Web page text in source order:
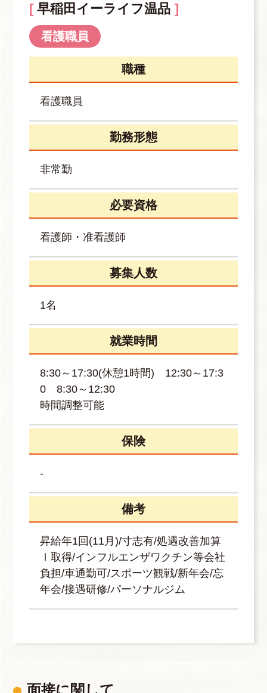
早稲田イーライフ温品
看護職員
職種
看護職員
勤務形態
非常勤
必要資格
看護師・准看護師
募集人数
1名
就業時間
8:30～17:30(休憩1時間) 12:30～17:3
0 8:30～12:30
時間調整可能
保険
-
備考
昇給年1回(11月)/寸志有/処遇改善加算
Ⅰ取得/インフルエンザワクチン等会社
負担/車通勤可/スポーツ観戦/新年会/忘
年会/接遇研修/パーソナルジム
面接に関して